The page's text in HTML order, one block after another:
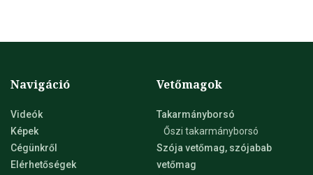
Navigáció
Videók
Képek
Cégünkről
Elérhetőségek
Vetőmagok
Takarmányborsó
Őszi takarmányborsó
Szója vetőmag, szójabab
vetőmag